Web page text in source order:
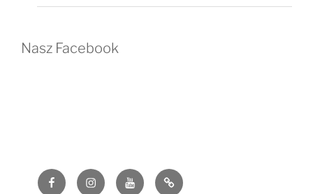
Nasz Facebook
FacebookInstagramYouTube
G